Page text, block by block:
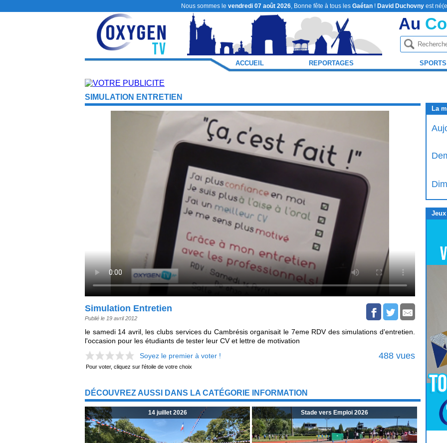
Nous sommes le vendredi 07 août 2026, Bonne fête à tous les Gaétan! David Duchovnyest
Au
ACCUEIL REPORTAGES SPORTS
SIMULATION ENTRETIEN
Simulation Entretien
Publié le 19 avril 2012
le samedi 14 avril, les clubs services du Cambrésis organisait le 7eme RDV des simulations d'entretien.
l'occasion pour les étudiants de tester leur CV et lettre de motivation
Soyez le premier à voter !
488 vues
Pour voter, cliquez sur l'étoile de votre choix
DÉCOUVREZ AUSSI DANS LA CATÉGORIE INFORMATION
14 juillet 2026 Stade vers Emploi 2026
La
Jeux
PourJouer cliquez-ici